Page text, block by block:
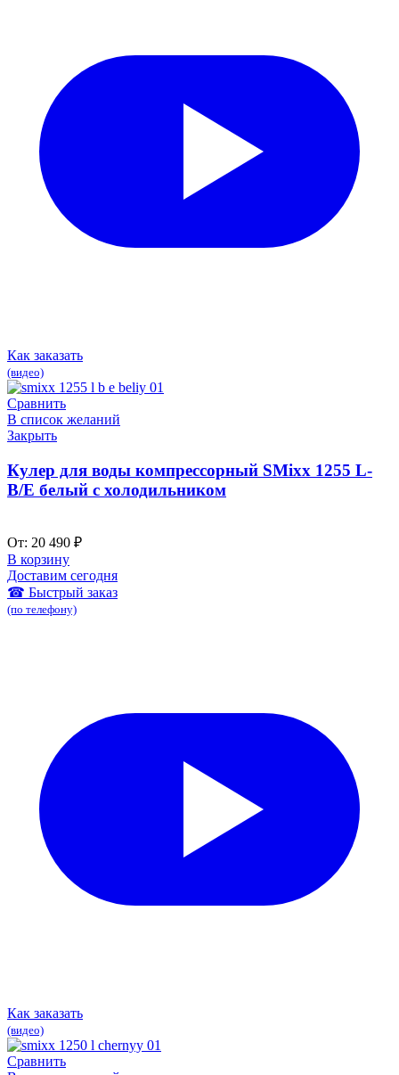
Как заказать
(видео)
Сравнить
В список желаний
Закрыть
Кулер для воды компрессорный SMixx 1255 L-
B/E белый с холодильником
От: 20 490 ₽
В корзину
Доставим сегодня
☎ Быстрый заказ
(по телефону)
Как заказать
(видео)
Сравнить